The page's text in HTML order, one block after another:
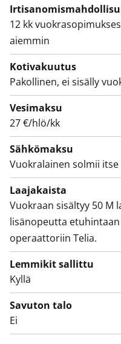
12 kk
aiemmin
Kotivakuutus
Pakollinen, ei sisälly
Vesimaksu
27 €/hlö/kk
Sähkömaksu
Vuokralainen solmii
Laajakaista
Vuokraan sisältyy 50 M
lisänopeutta
operaattoriin Telia.
Lemmikit sallittu
Kyllä
Savuton talo
Ei